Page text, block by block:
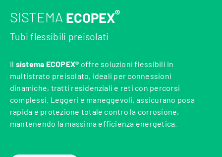
SISTEMA ECOPEX®
Tubi flessibili preisolati
Il sistema ECOPEX® offre soluzioni flessibili in
multistrato preisolato, ideali per connessioni
dinamiche, tratti residenziali e reti con percorsi
complessi. Leggeri e maneggevoli, assicurano posa
rapida e protezione totale contro la corrosione,
mantenendo la massima efficienza energetica.